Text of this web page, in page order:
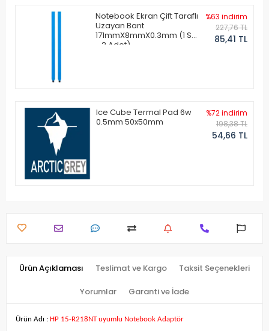
Notebook Ekran Çift Taraflı
Uzayan Bant
171mmX8mmX0.3mm (1 Set
- 2 Adet)
%63 indirim
227,76 TL
85,41 TL
Ice Cube Termal Pad 6w
0.5mm 50x50mm
%72 indirim
198,38 TL
54,66 TL
Ürün Açıklaması Teslimat ve Kargo Taksit Seçenekleri
Yorumlar Garanti ve İade
Ürün Adı : HP 15-R218NT uyumlu Notebook Adaptör